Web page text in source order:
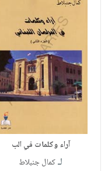
آراء وكلمات في الب
لـكمال جنبلاط